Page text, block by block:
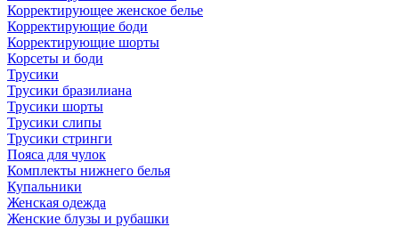
Корректирующее женское белье
Корректирующие боди
Корректирующие шорты
Корсеты и боди
Трусики
Трусики бразилиана
Трусики шорты
Трусики слипы
Трусики стринги
Пояса для чулок
Комплекты нижнего белья
Купальники
Женская одежда
Женские блузы и рубашки